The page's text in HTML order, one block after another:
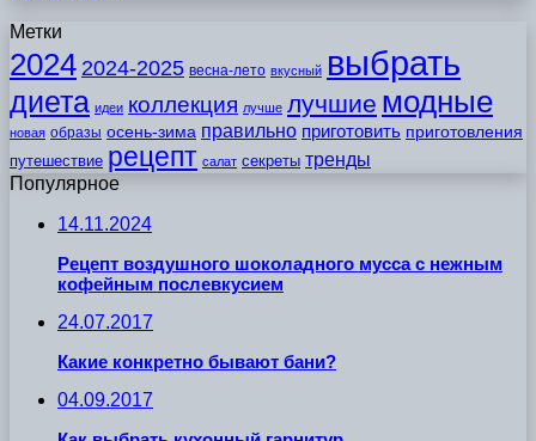
Метки
2024 2024-2025 весна-лето вкусный выбрать
диета идеи коллекция лучше лучшие модные
новая образы осень-зима правильно приготовить приготовления
путешествие рецепт салат секреты тренды
Популярное
14.11.2024
Рецепт воздушного шоколадного мусса с нежным
кофейным послевкусием
24.07.2017
Какие конкретно бывают бани?
04.09.2017